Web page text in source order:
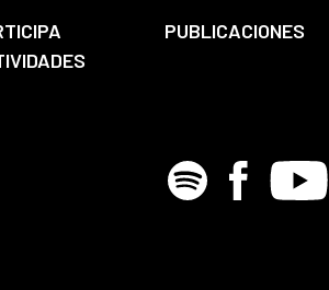
PUBLICACIONES
Spotify Facebook
Youtube